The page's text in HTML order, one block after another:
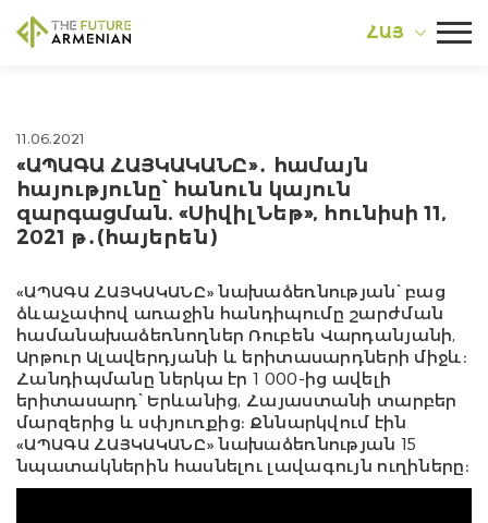
ՀԱՅ
11.06.2021
«ԱՊԱԳԱ ՀԱՅԿԱԿԱՆԸ»․ համայն
հայությունը՝ հանուն կայուն
զարգացման. «ՍիվիլՆեթ», հունիսի 11,
2021 թ․(հայերեն)
«ԱՊԱԳԱ ՀԱՅԿԱԿԱՆԸ» նախաձեռնության՝ բաց
ձևաչափով առաջին հանդիպումը շարժման
համանախաձեռնողներ Ռուբեն Վարդանյանի,
Արթուր Ալավերդյանի և երիտասարդների միջև։
Հանդիպմանը ներկա էր 1 000-ից ավելի
երիտասարդ՝ Երևանից, Հայաստանի տարբեր
մարզերից և սփյուռքից։ Քննարկվում էին
«ԱՊԱԳԱ ՀԱՅԿԱԿԱՆԸ» նախաձեռնության 15
նպատակներին հասնելու լավագույն ուղիները։